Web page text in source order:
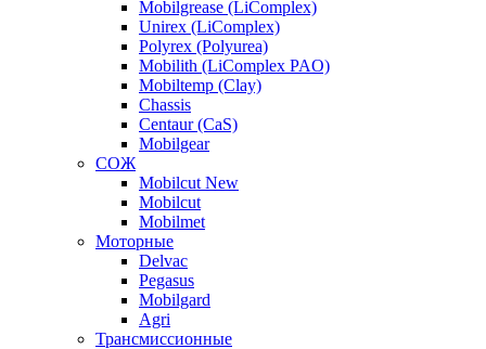
Mobilgrease (LiComplex)
Unirex (LiComplex)
Polyrex (Polyurea)
Mobilith (LiComplex PAO)
Mobiltemp (Clay)
Chassis
Centaur (CaS)
Mobilgear
СОЖ
Mobilcut New
Mobilcut
Mobilmet
Моторные
Delvac
Pegasus
Mobilgard
Agri
Трансмиссионные